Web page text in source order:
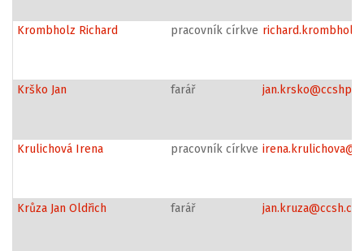
Krombholz Richard pracovník církve
Krško Jan farář
Krulichová Irena pracovník církve
Krůza Jan Oldřich farář jan.kruza@ccsh.cz